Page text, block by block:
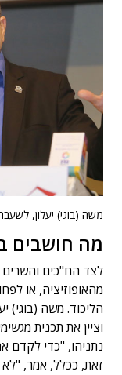
משה (בוגי) יעלון,
מה חושבים
לצד הח"כים והשרים
מהאופוזיציה, או
הליכוד. משה (בוגי)
וציין את תכנית
נתניהו, "כדי לקדם
זאת, ככלל, אמר, "לא